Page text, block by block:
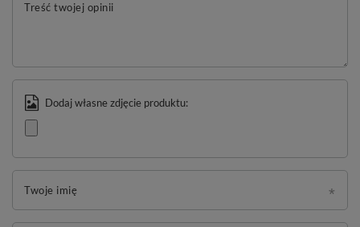
Treść twojej opinii
Dodaj własne zdjęcie produktu:
Twoje imię